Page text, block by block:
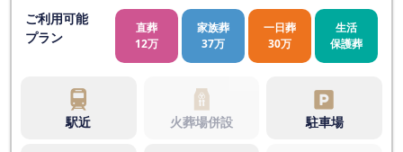
ご利用可能
プラン
直葬
12万
家族葬
37万
一日葬
30万
生活
保護葬
駅近 火葬場併設 駐車場